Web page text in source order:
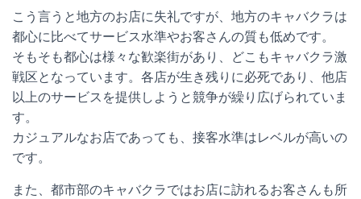
こう言うと地方のお店に失礼ですが、地方のキャバクラは
都心に比べてサービス水準やお客さんの質も低めです。
そもそも都心は様々な歓楽街があり、どこもキャバクラ激
戦区となっています。各店が生き残りに必死であり、他店
以上のサービスを提供しようと競争が繰り広げられていま
す。
カジュアルなお店であっても、接客水準はレベルが高いの
です。
また、都市部のキャバクラではお店に訪れるお客さんも所